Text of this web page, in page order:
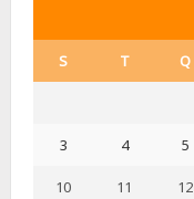
S T Q
3 4 5
10 11 12